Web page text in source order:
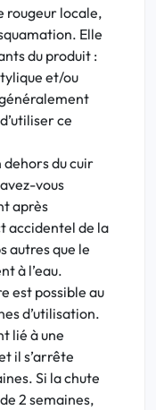
rougeur locale,
Elle
du produit :
et/ou
ce
dehors du cuir
vous
après
accidentel de la
autres que le
à l’eau.
est possible au
d’utilisation.
lié à une
il s’arrête
Si la chute
2 semaines,